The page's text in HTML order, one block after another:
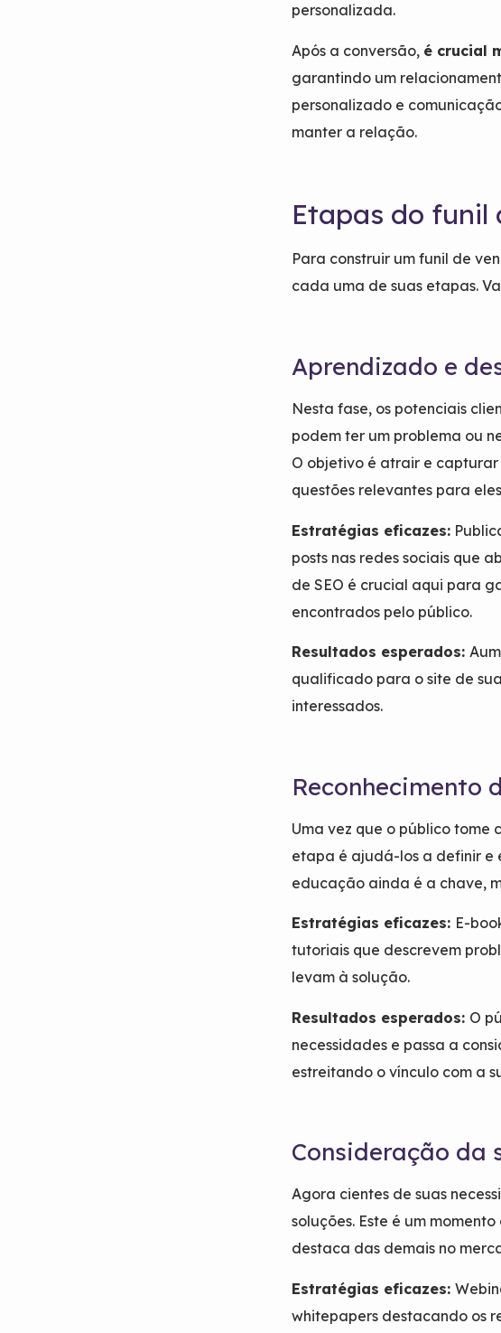
personalizada.
Após a conversão, é crucial
garantindo um
personalizado e
manter a relação.
Etapas do funil
Para construir um funil de
cada uma de suas etapas.
Aprendizado e
Nesta fase, os potenciais
podem ter um problema ou
O objetivo é atrair e
questões relevantes para
Estratégias eficazes:
posts nas redes sociais que
de SEO é crucial aqui para
encontrados pelo público.
Resultados esperados:
qualificado para o site de
interessados.
Reconhecimento
Uma vez que o público tome
etapa é ajudá-los a definir e
educação ainda é a chave,
Estratégias eficazes: E-
tutoriais que descrevem
levam à solução.
Resultados esperados: O
necessidades e passa a
estreitando o vínculo com a
Consideração da
Agora cientes de suas
soluções. Este é um
destaca das demais no
Estratégias eficazes:
whitepapers destacando os